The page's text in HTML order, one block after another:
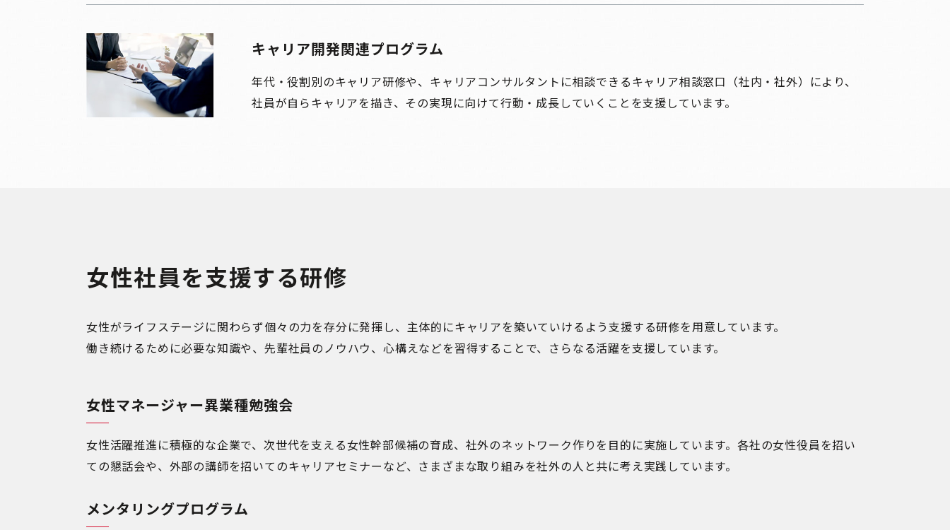
キャリア開発関連プログラム
年代・役割別のキャリア研修や、キャリアコンサルタントに相談できるキャリア相談窓口（社内・社外）により、
社員が自らキャリアを描き、その実現に向けて行動・成長していくことを支援しています。
女性社員を支援する研修
女性がライフステージに関わらず個々の力を存分に発揮し、主体的にキャリアを築いていけるよう支援する研修を用意しています。
働き続けるために必要な知識や、先輩社員のノウハウ、心構えなどを習得することで、さらなる活躍を支援しています。
女性マネージャー異業種勉強会
女性活躍推進に積極的な企業で、次世代を支える女性幹部候補の育成、社外のネットワーク作りを目的に実施しています。各社の女性役員を招い
ての懇話会や、外部の講師を招いてのキャリアセミナーなど、さまざまな取り組みを社外の人と共に考え実践しています。
メンタリングプログラム